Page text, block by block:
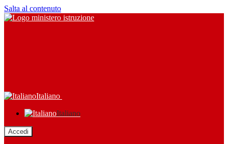
Salta al contenuto
Italiano
Italiano
Accedi